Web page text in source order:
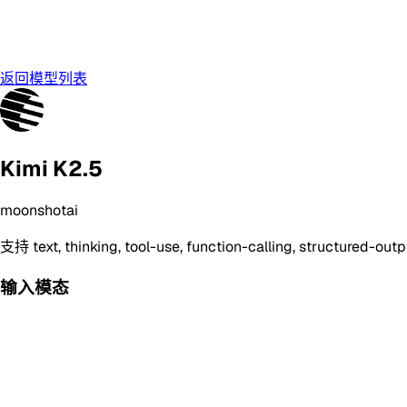
返回模型列表
Kimi K2.5
moonshotai
支持 text, thinking, tool-use, function-calling, structured-
输入模态